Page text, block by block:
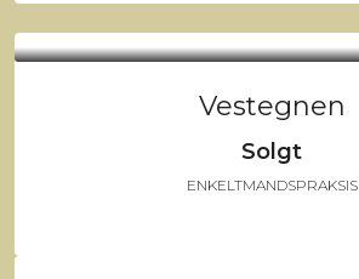
Vestegnen
Solgt
ENKELTMANDSPRAKSIS